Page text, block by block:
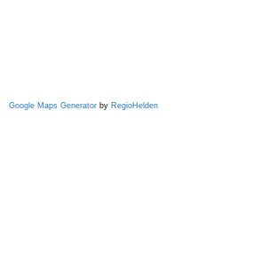
Google Maps Generator by RegioHelden